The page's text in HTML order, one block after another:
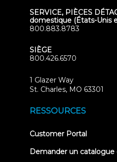
SERVICE, PIÈCES
domestique (États-Unis
800.883.8783
SIÈGE
800.426.6570
1 Glazer Way
St. Charles, MO 63301
RESSOURCES
Customer Portal(opens
new
Demander un catalogue